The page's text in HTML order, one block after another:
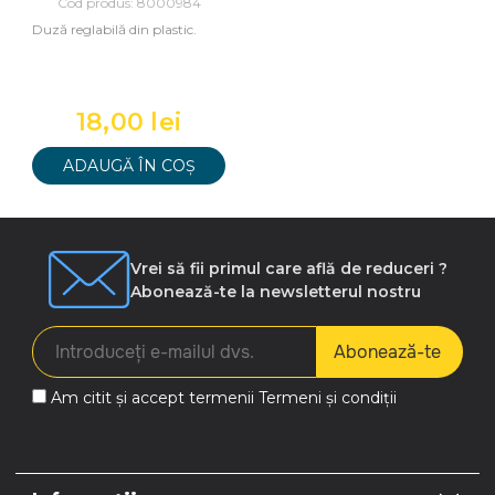
Duză reglabilă din plastic.
18,00 lei
ADAUGĂ ÎN COȘ
Vrei să fii primul care află de reduceri ?
Abonează-te la newsletterul nostru
Abonează-te
Am citit și accept termenii Termeni și condiții